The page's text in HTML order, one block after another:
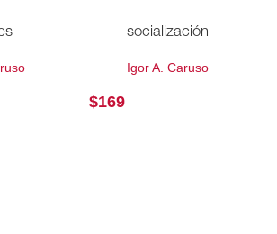
socialización
Igor A. Caruso
$169